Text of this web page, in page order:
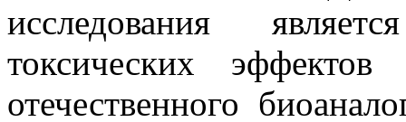
исследования
токсических
отечественного